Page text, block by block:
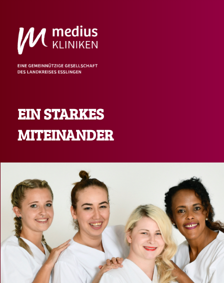
EIN STARKES
MITEINANDER